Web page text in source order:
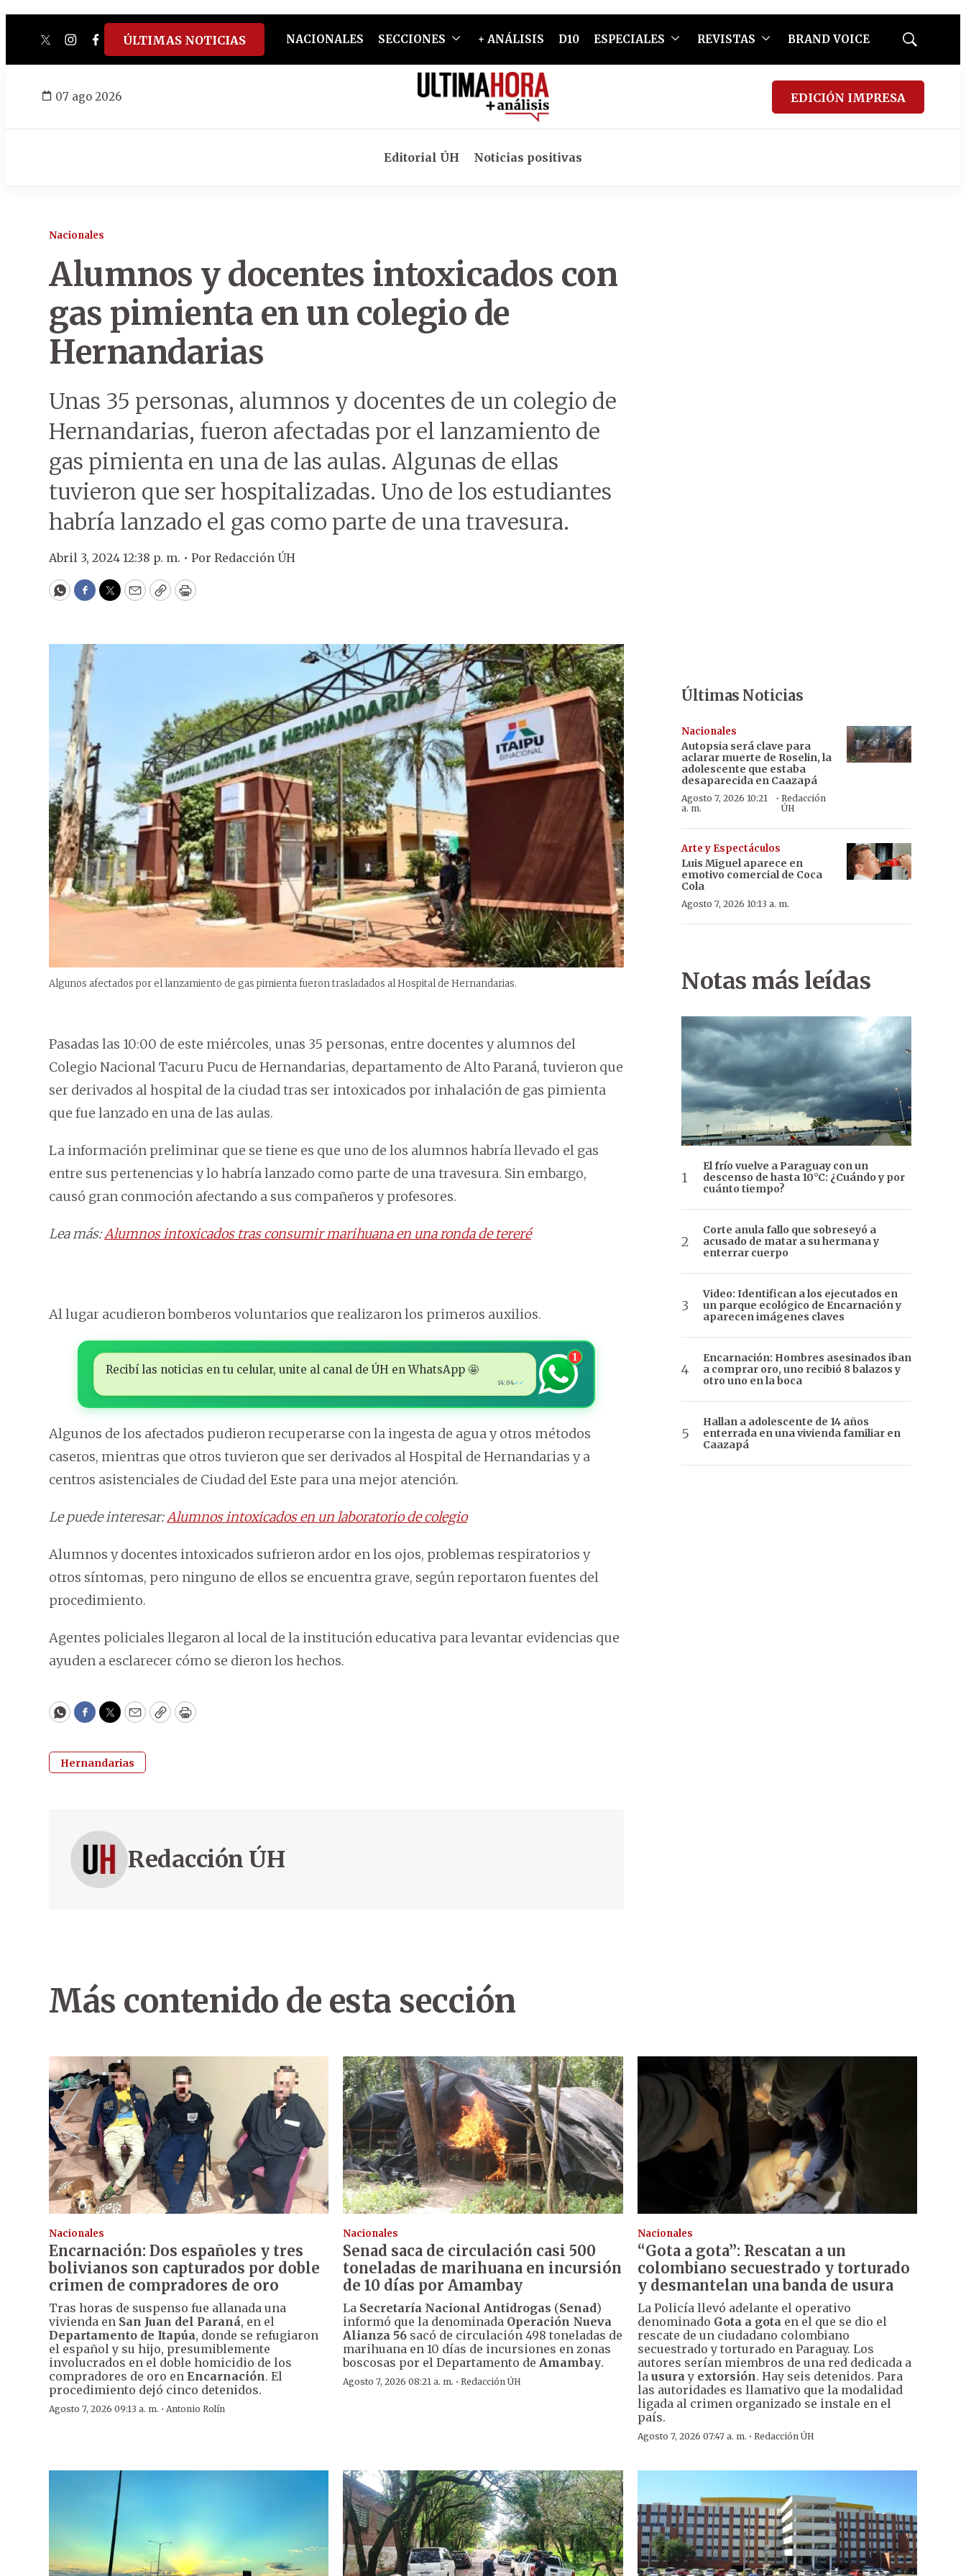
twitterinstagram
facebook
tiktokyoutube
spotify
ÚLTIMAS NOTICIAS NACIONALES SECCIONES + ANÁLISIS D10 ESPECIALES REVISTAS BRAND VOICE
Mostrar
07 ago 2026 EDICIÓN IMPRESA
Editorial ÚH Noticias positivas
Nacionales
Alumnos y docentes intoxicados con
gas pimienta en un colegio de
Hernandarias
Unas 35 personas, alumnos y docentes de un colegio de
Hernandarias, fueron afectadas por el lanzamiento de
gas pimienta en una de las aulas. Algunas de ellas
tuvieron que ser hospitalizadas. Uno de los estudiantes
habría lanzado el gas como parte de una travesura.
Abril 3, 2024 12:38 p. m. • Por Redacción ÚH
WhatsApp
Facebook
Twitter
EmailCopyPrint
Algunos afectados por el lanzamiento de gas pimienta fueron trasladados al Hospital de Hernandarias.
Pasadas las 10:00 de este miércoles, unas 35 personas, entre docentes y alumnos del
Colegio Nacional Tacuru Pucu de Hernandarias, departamento de Alto Paraná, tuvieron que
ser derivados al hospital de la ciudad tras ser intoxicados por inhalación de gas pimienta
que fue lanzado en una de las aulas.
La información preliminar que se tiene es que uno de los alumnos habría llevado el gas
entre sus pertenencias y lo habría lanzado como parte de una travesura. Sin embargo,
causó gran conmoción afectando a sus compañeros y profesores.
Lea más:Alumnos intoxicados tras consumir marihuana en una ronda de tereré
Al lugar acudieron bomberos voluntarios que realizaron los primeros auxilios.
Recibí las noticias en tu celular, unite al canal de ÚH en WhatsApp 🤩
14:04✓✓
1
Algunos de los afectados pudieron recuperarse con la ingesta de agua y otros métodos
caseros, mientras que otros tuvieron que ser derivados al Hospital de Hernandarias y a
centros asistenciales de Ciudad del Este para una mejor atención.
Le puede interesar:Alumnos intoxicados en un laboratorio de colegio
Alumnos y docentes intoxicados sufrieron ardor en los ojos, problemas respiratorios y
otros síntomas, pero ninguno de ellos se encuentra grave, según reportaron fuentes del
procedimiento.
Agentes policiales llegaron al local de la institución educativa para levantar evidencias que
ayuden a esclarecer cómo se dieron los hechos.
WhatsApp
Facebook
Twitter
EmailCopyPrint
Hernandarias
Redacción ÚH
Últimas Noticias
Nacionales
Autopsia será clave para
aclarar muerte de Roselin, la
adolescente que estaba
desaparecida en Caazapá
Agosto 7, 2026 10:21
a. m.
· Redacción
ÚH
Arte y Espectáculos
Luis Miguel aparece en
emotivo comercial de Coca
Cola
Agosto 7, 2026 10:13 a. m.
Notas más leídas
El frío vuelve a Paraguay con un
descenso de hasta 10°C: ¿Cuándo y por
cuánto tiempo?
Corte anula fallo que sobreseyó a
acusado de matar a su hermana y
enterrar cuerpo
Video: Identifican a los ejecutados en
un parque ecológico de Encarnación y
aparecen imágenes claves
Encarnación: Hombres asesinados iban
a comprar oro, uno recibió 8 balazos y
otro uno en la boca
Hallan a adolescente de 14 años
enterrada en una vivienda familiar en
Caazapá
Más contenido de esta sección
Nacionales
Encarnación: Dos españoles y tres
bolivianos son capturados por doble
crimen de compradores de oro
Tras horas de suspenso fue allanada una
vivienda en San Juan del Paraná, en el
Departamento de Itapúa, donde se refugiaron
el español y su hijo, presumiblemente
involucrados en el doble homicidio de los
compradores de oro en Encarnación. El
procedimiento dejó cinco detenidos.
Agosto 7, 2026 09:13 a. m. · Antonio Rolín
Nacionales
Senad saca de circulación casi 500
toneladas de marihuana en incursión
de 10 días por Amambay
La Secretaría Nacional Antidrogas (Senad)
informó que la denominada Operación Nueva
Alianza 56 sacó de circulación 498 toneladas de
marihuana en 10 días de incursiones en zonas
boscosas por el Departamento deAmambay.
Agosto 7, 2026 08:21 a. m. ·Redacción ÚH
Nacionales
“Gota a gota”: Rescatan a un
colombiano secuestrado y torturado
y desmantelan una banda de usura
La Policía llevó adelante el operativo
denominado Gota a gotaen el que se dio el
rescate de un ciudadano colombiano
secuestrado y torturado en Paraguay. Los
autores serían miembros de una red dedicada a
la usuray extorsión. Hay seis detenidos. Para
las autoridades es llamativo que la modalidad
ligada al crimen organizado se instale en el
país.
Agosto 7, 2026 07:47 a. m. · Redacción ÚH